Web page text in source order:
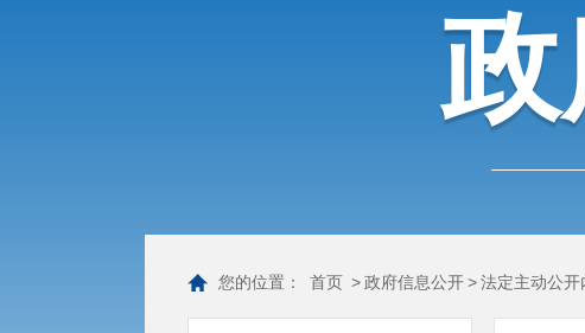
您的位置： 首页 >政府信息公开>法定主动公开